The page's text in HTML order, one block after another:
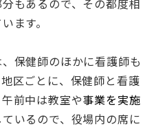
もあるので、その都度相
ます。
保健師のほかに看護師も
区ごとに、保健師と看護
前中は教室や事業を実施
いるので、役場内の席に